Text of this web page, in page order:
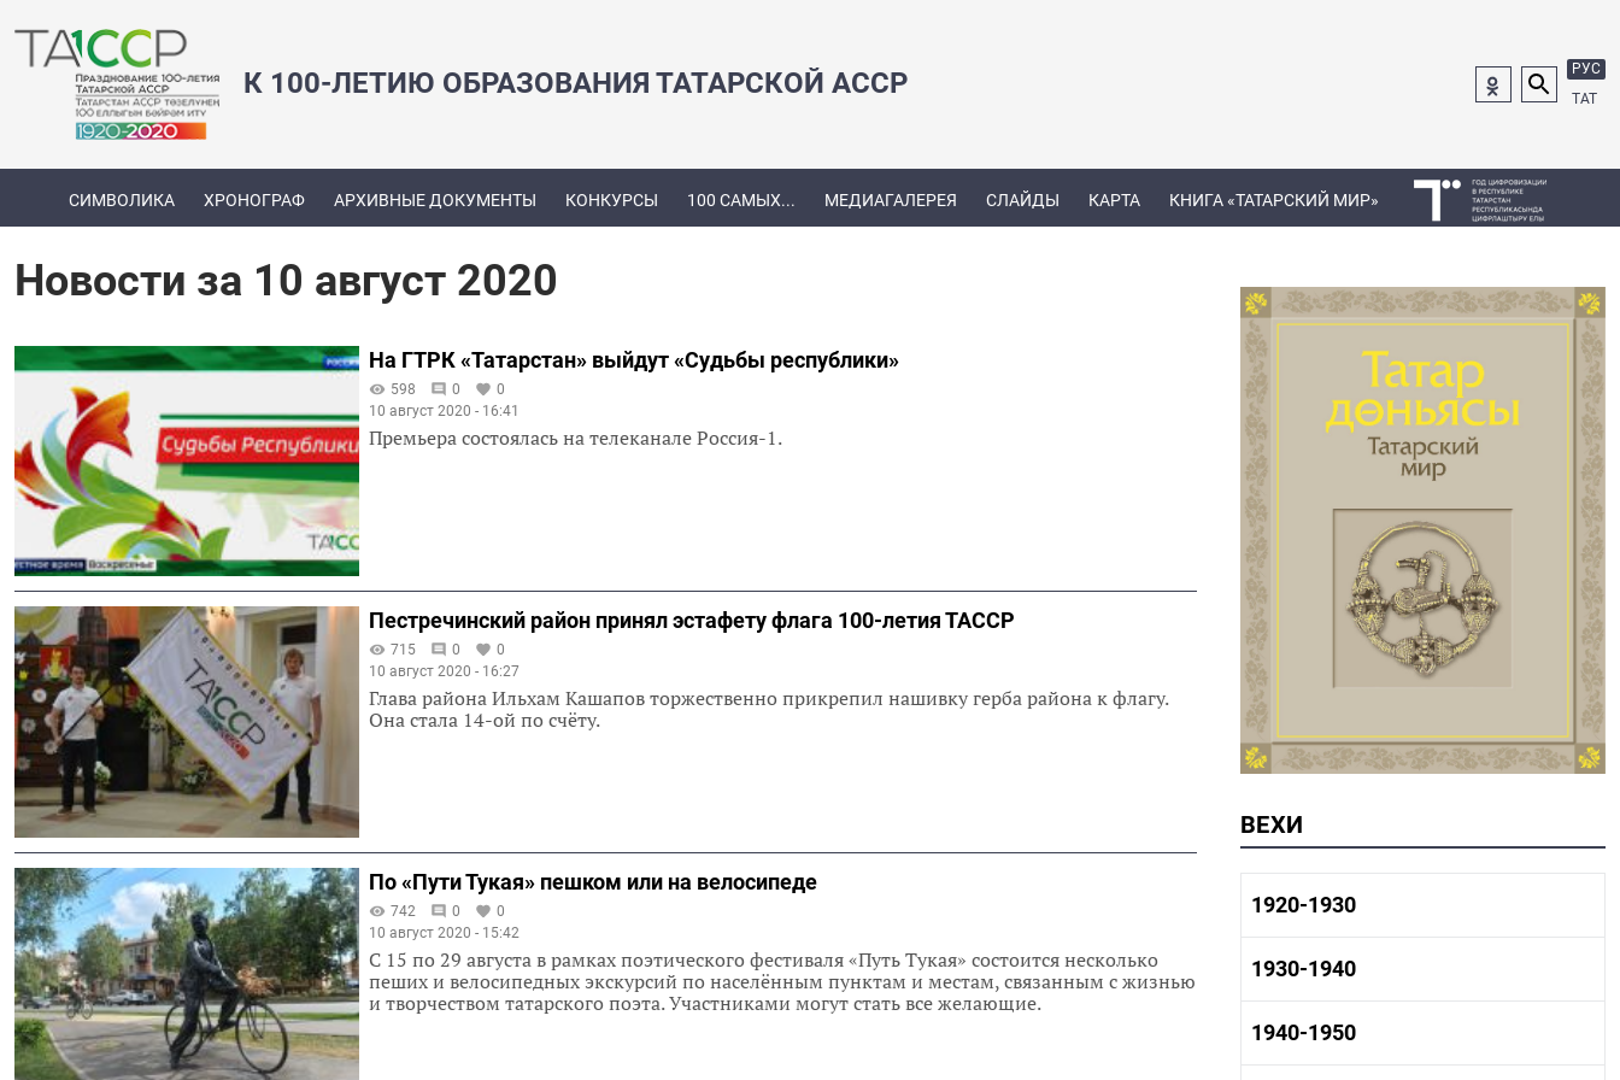
К 100-ЛЕТИЮ ОБРАЗОВАНИЯ ТАТАРСКОЙ АССР
РУС
ТАТ
СИМВОЛИКА ХРОНОГРАФ АРХИВНЫЕ ДОКУМЕНТЫ КОНКУРСЫ 100 САМЫХ... МЕДИАГАЛЕРЕЯ СЛАЙДЫ КАРТА КНИГА «ТАТАРСКИЙ МИР»
Новости за 10 август 2020
На ГТРК «Татарстан» выйдут «Судьбы республики»
598 0
0
10 август 2020 - 16:41
Премьера состоялась на телеканале Россия-1.
Пестречинский район принял эстафету флага 100-летия ТАССР
715 0
0
10 август 2020 - 16:27
Глава района Ильхам Кашапов торжественно прикрепил нашивку герба района к флагу.
Она стала 14-ой по счёту.
По «Пути Тукая» пешком или на велосипеде
742 0
0
10 август 2020 - 15:42
С 15 по 29 августа в рамках поэтического фестиваля «Путь Тукая» состоится несколько
пеших и велосипедных экскурсий по населённым пунктам и местам, связанным с жизнью
и творчеством татарского поэта. Участниками могут стать все желающие.
ВЕХИ
1920-1930
1920-1930 история
1920-1930 культура
1930-1940
1930-1940 история
1930-1940 культура
1940-1950